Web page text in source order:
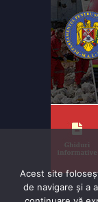
Acest site
de navigare și a